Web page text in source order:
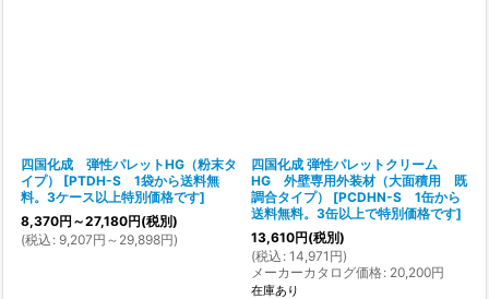
四国化成 弾性パレットHG（粉末タ
イプ）
[PTDH-S 1袋から送料無
料。3ケース以上特別価格です]
8,370円 ～27,180円(税別)
(税込 : 9,207円 ～29,898円)
四国化成 弾性パレットクリーム
HG 外壁専用外装材（大面積用 既
調合タイプ）
[PCDHN-S 1缶から
送料無料。3缶以上で特別価格です]
13,610円(税別)
(税込 : 14,971 円)
メーカーカタログ価格: 20,200円
在庫あり